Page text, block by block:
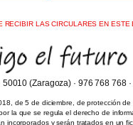
RECIBIR LAS CIRCULARES EN ESTE
50010 (Zaragoza) · 976 768 768
de 5 de diciembre, de protección
la que se regula el derecho de
incorporados y serán tratados en un